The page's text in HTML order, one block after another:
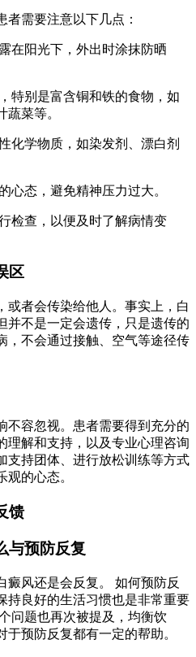
需要注意以下几点：
在阳光下，外出时涂抹防晒
特别是富含铜和铁的食物，如
菜等。
化学物质，如染发剂、漂白剂
心态，避免精神压力过大。
检查，以便及时了解病情变
区
或者会传染给他人。事实上，白
并不是一定会遗传，只是遗传的
，不会通过接触、空气等途径传
不容忽视。患者需要得到充分的
理解和支持，以及专业心理咨询
支持团体、进行放松训练等方式
的心态。
馈
与预防反复
癜风还是会反复。 如何预防反
持良好的生活习惯也是非常重要
问题也再次被提及，均衡饮
预防反复都有一定的帮助。